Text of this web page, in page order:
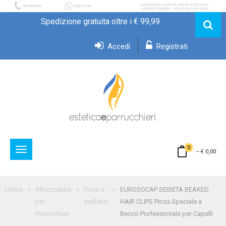
Spedizione gratuita oltre i € 99,99
Accedi Registrati
0
-- € 0,00
Toggle
Home
Attrezzature
per
Parrucchieri
Pinze e
mollette
EUROSOCAP SEISETA BEAKED
HAIR CLIPS Pinza Speciale a
Becco Professionale per Capelli